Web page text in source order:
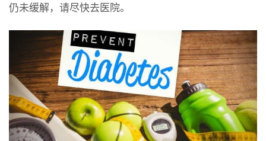
仍未缓解，请尽快去医院。